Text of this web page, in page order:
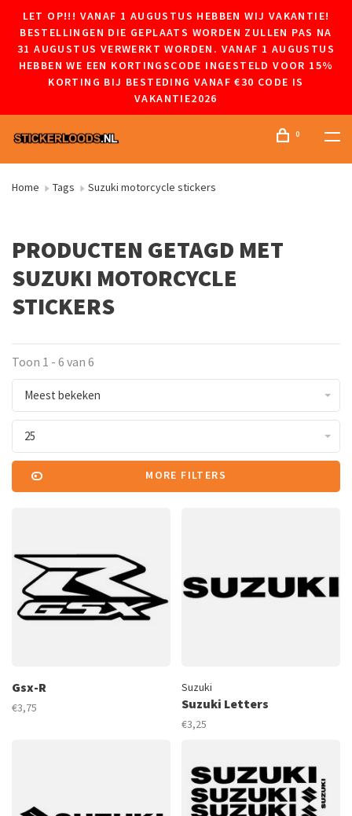
LET OP!!! VANAF 1 AUGUSTUS HEBBEN WIJ VAKANTIE!
BESTELLINGEN DIE GEPLAATS WORDEN ZULLEN PAS NA
31 AUGUSTUS VERWERKT WORDEN. VANAF 1 AUGUSTUS
HEBBEN WE EEN KORTINGSCODE INGESTELD VOOR 15%
KORTING BIJ BESTEDING VANAF €30 CODE IS
VAKANTIE2026
0
Home Tags Suzuki motorcycle stickers
PRODUCTEN GETAGD MET
SUZUKI MOTORCYCLE
STICKERS
Toon 1 - 6 van 6
Meest bekeken
25
MORE FILTERS
Gsx-R
€3,75
Suzuki
Suzuki Letters
€3,25